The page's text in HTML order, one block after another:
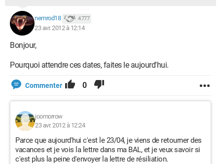
nemrod18 4 777
23 avr. 2012 à 12:14
Bonjour,
Pourquoi attendre ces dates, faites le aujourd'hui.
Commenter 0
joomorrow
23 avr. 2012 à 12:24
Parce que aujourd'hui c'est le 23/04, je viens de retourner des
vacances et je vois la lettre dans ma BAL, et je veux savoir si
c'est plus la peine d'envoyer la lettre de résiliation.